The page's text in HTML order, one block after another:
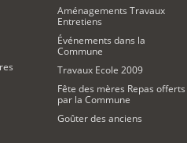
Aménagements Travaux
Entretiens
Événements dans la
Commune
Travaux Ecole 2009
Fête des mères Repas offerts
par la Commune
Goûter des anciens